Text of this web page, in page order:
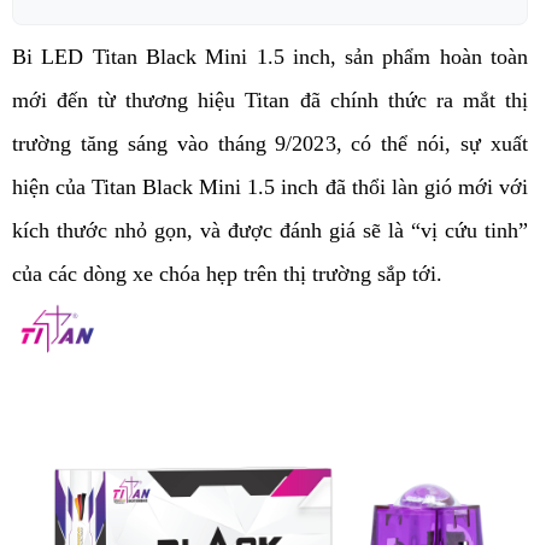
Bi LED Titan Black Mini 1.5 inch, sản phẩm hoàn toàn
mới đến từ thương hiệu Titan đã chính thức ra mắt thị
trường tăng sáng vào tháng 9/2023, có thể nói, sự xuất
hiện của Titan Black Mini 1.5 inch đã thổi làn gió mới với
kích thước nhỏ gọn, và được đánh giá sẽ là “vị cứu tinh”
của các dòng xe chóa hẹp trên thị trường sắp tới.